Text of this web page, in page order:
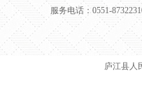
服务电话：0551-
庐江县人